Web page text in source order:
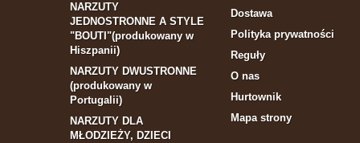
NARZUTY
JEDNOSTRONNE A STYLE
"BOUTI"(produkowany w
Hiszpanii)
NARZUTY DWUSTRONNE
(produkowany w
Portugalii)
NARZUTY DLA
MŁODZIEŻY, DZIECI
Dostawa
Polityka prywatności
Reguły
O nas
Hurtownik
Mapa strony